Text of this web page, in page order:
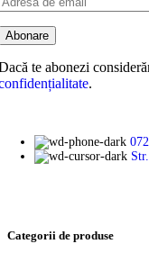
te abonezi
.
Categorii de produse